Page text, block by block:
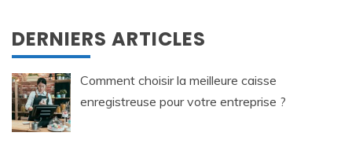
DERNIERS ARTICLES
Comment choisir la meilleure caisse
enregistreuse pour votre entreprise ?